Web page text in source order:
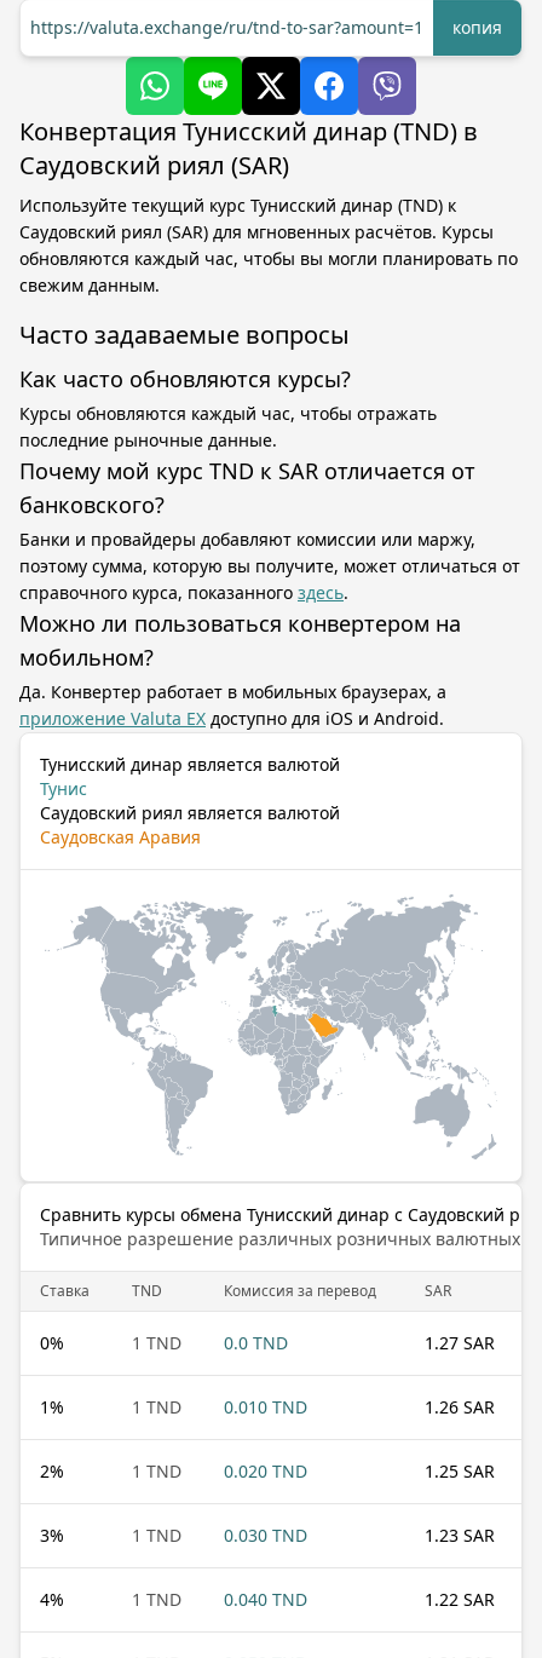
https://valuta.exchange/ru/tnd-to-sar?amount=1
копия
Конвертация Тунисский динар (TND) в
Саудовский риял (SAR)
Используйте текущий курс Тунисский динар (TND) к
Саудовский риял (SAR) для мгновенных расчётов. Курсы
обновляются каждый час, чтобы вы могли планировать по
свежим данным.
Часто задаваемые вопросы
Как часто обновляются курсы?
Курсы обновляются каждый час, чтобы отражать
последние рыночные данные.
Почему мой курс TND к SAR отличается от
банковского?
Банки и провайдеры добавляют комиссии или маржу,
поэтому сумма, которую вы получите, может отличаться от
справочного курса, показанного здесь.
Можно ли пользоваться конвертером на
мобильном?
Да. Конвертер работает в мобильных браузерах, а
приложение Valuta EX доступно для iOS и Android.
Тунисский динар является валютой
Тунис
Саудовский риял является валютой
Саудовская Аравия
Сравнить курсы обмена Тунисский динар с Саудовский
Типичное разрешение различных розничных валютных
Cтавка TND Комиссия за перевод SAR
0% 1 TND 0.0 TND 1.27 SAR
1% 1 TND 0.010 TND 1.26 SAR
2% 1 TND 0.020 TND 1.25 SAR
3% 1 TND 0.030 TND 1.23 SAR
4% 1 TND 0.040 TND 1.22 SAR